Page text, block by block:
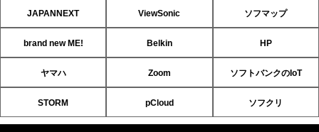
JAPANNEXT ViewSonic ソフマップ
brand new ME! Belkin HP
ヤマハ Zoom ソフトバンクのIoT
STORM pCloud ソフクリ